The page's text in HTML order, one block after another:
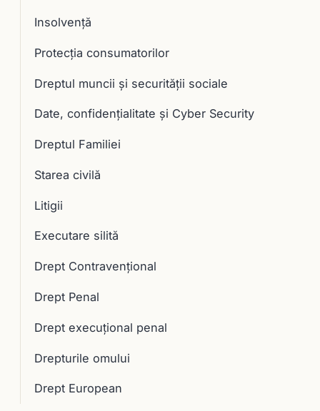
Insolvență
Protecția consumatorilor
Dreptul muncii și securității sociale
Date, confidențialitate și Cyber Security
Dreptul Familiei
Starea civilă
Litigii
Executare silită
Drept Contravențional
Drept Penal
Drept execuţional penal
Drepturile omului
Drept European